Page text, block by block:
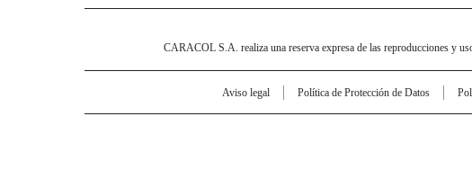
CARACOL S.A. realiza una reserva expresa de las reproducciones y
Aviso legal Política de Protección de Datos